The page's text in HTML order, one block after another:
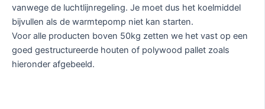
vanwege de luchtlijnregeling. Je moet dus het koelmiddel
bijvullen als de warmtepomp niet kan starten.
Voor alle producten boven 50kg zetten we het vast op een
goed gestructureerde houten of polywood pallet zoals
hieronder afgebeeld.